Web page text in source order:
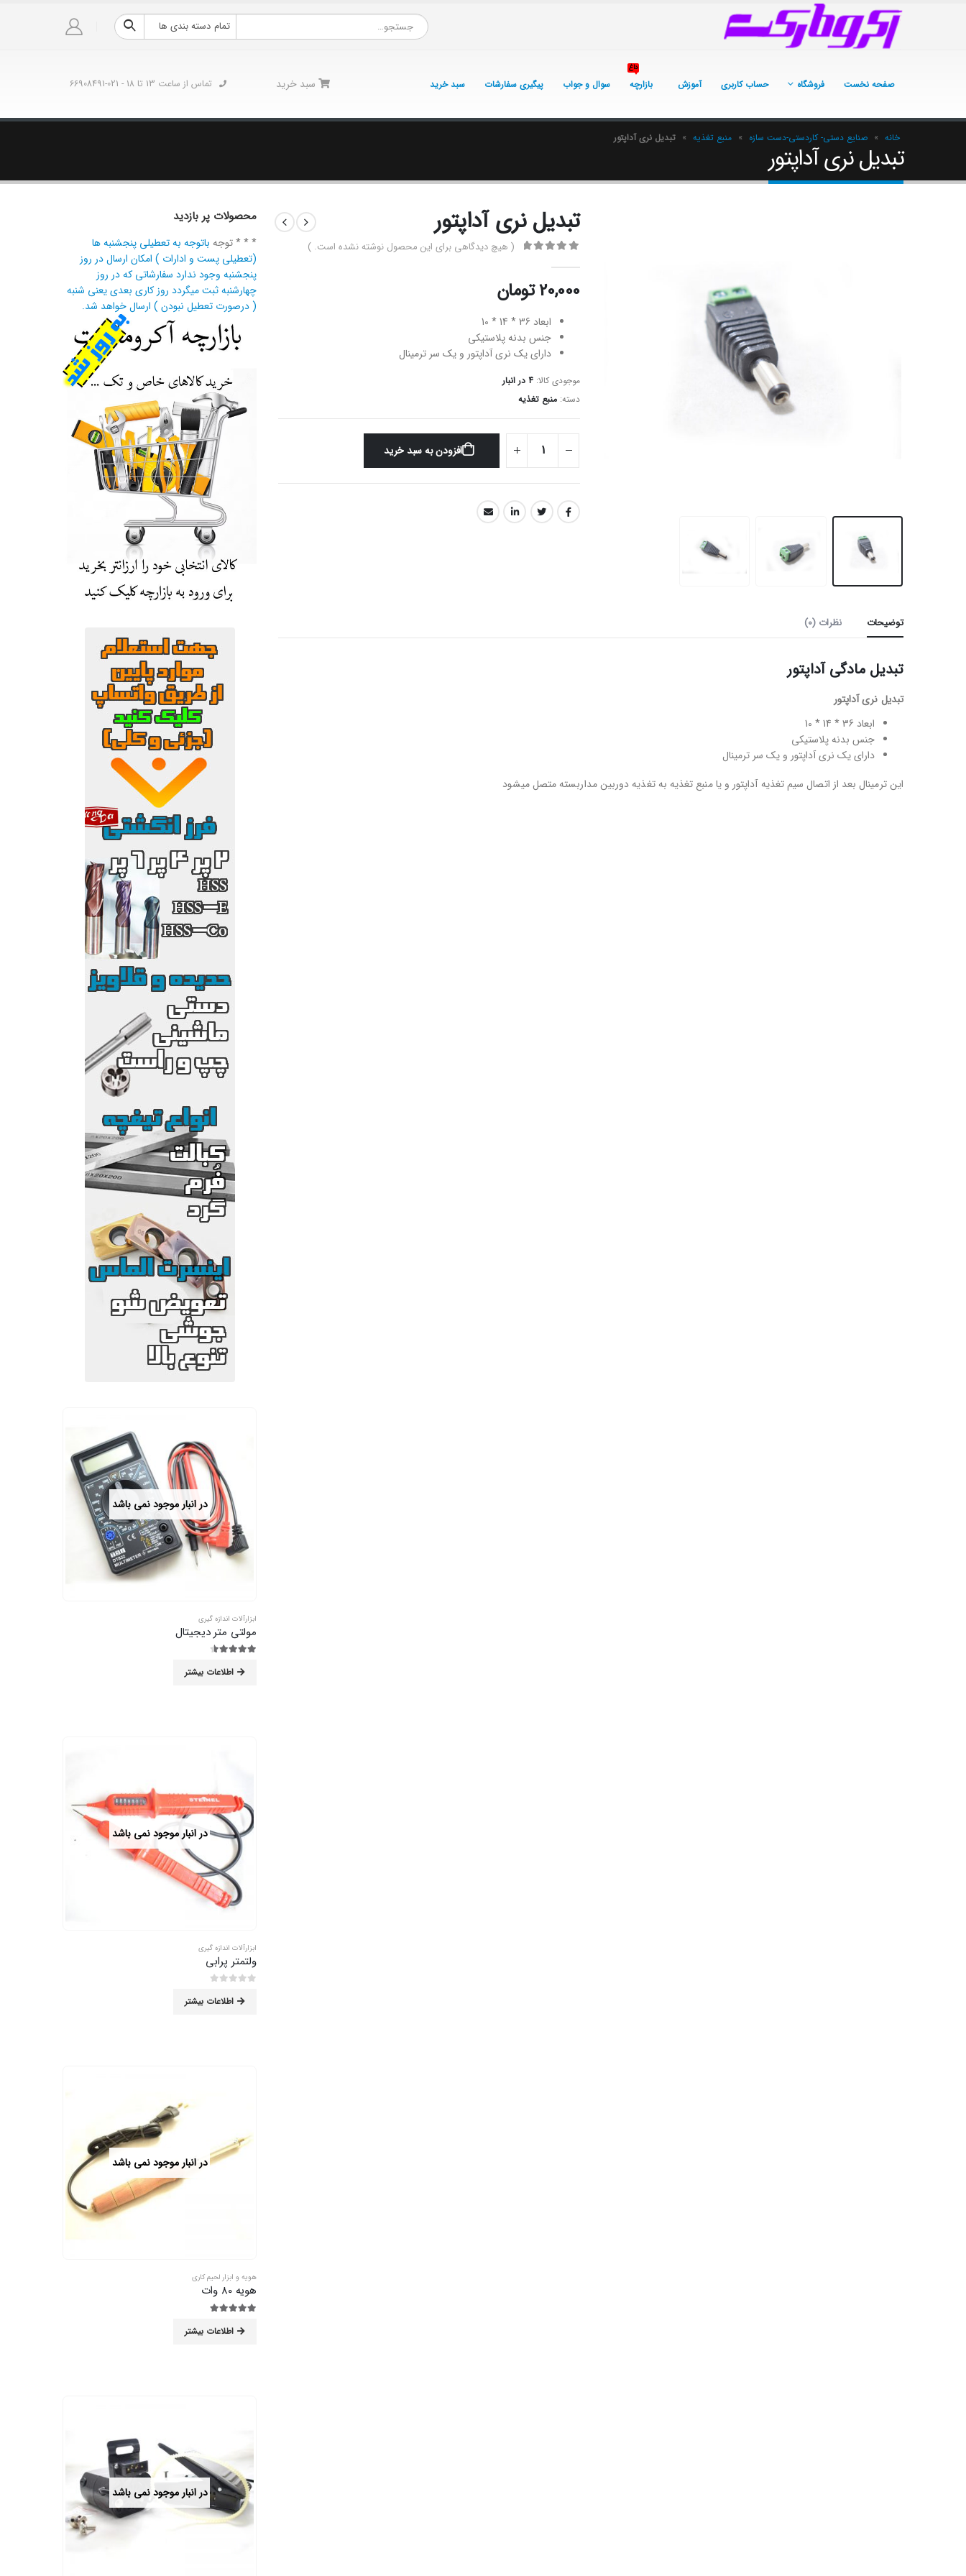
تمام دسته بندی ها
صفحه نخست فروشگاه حساب کاربری آموزش بازارچه
داغ
سوال و جواب پیگیری سفارشات سبد خرید سبد خرید تماس از ساعت 13 تا 18 - 021-66908491
خانه » صنایع دستی- کاردستی-دست سازه » منبع تغذیه » تبدیل نری آداپتور
تبدیل نری آداپتور
تبدیل نری آداپتور
( هیچ دیدگاهی برای این محصول نوشته نشده است. )
20,000تومان
ابعاد 36 * 14 * 10
جنس بدنه پلاستیکی
دارای یک نری آداپتور و یک سر ترمینال
موجودی کالا: 4 در انبار
دسته: منبع تغذیه
افزودن به سبد خرید
توضیحات نظرات (0)
تبدیل مادگی آداپتور
تبدیل نری آداپتور
ابعاد 36 * 14 * 10
جنس بدنه پلاستیکی
دارای یک نری آداپتور و یک سر ترمینال
این ترمینال بعد از اتصال سیم تغذیه آداپتور و یا منبع تغذیه به تغذیه دوربین مداربسته متصل میشود
محصولات پر بازدید
* * * توجه باتوجه به تعطیلی پنجشنبه ها
(تعطیلی پست و ادارات ) امکان ارسال در روز
پنجشنبه وجود ندارد سفارشاتی که در روز
چهارشنبه ثبت میگردد روز کاری بعدی یعنی شنبه
( درصورت تعطیل نبودن ) ارسال خواهد شد.
در انبار موجود نمی باشد
ابزارآلات اندازه گیری
مولتی متر دیجیتال
اطلاعات بیشتر
در انبار موجود نمی باشد
ابزارآلات اندازه گیری
ولتمتر پرابی
اطلاعات بیشتر
در انبار موجود نمی باشد
هویه و ابزار لحیم کاری
هویه 80 وات
اطلاعات بیشتر
در انبار موجود نمی باشد